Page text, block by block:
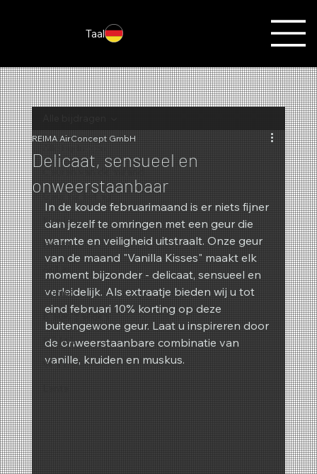
Taal
Geuren van de maand
Geurmarketing
Kerstmis
Herfst
Zomer
Nieuwigheden
REIMA
Winter
Delicaat, sensueel en
onweerstaanbaar
REIMA AirConcept GmbH
In de koude februarimaand is er niets fijner
dan jezelf te omringen met een geur die
warmte en veiligheid uitstraalt. Onze geur
van de maand "Vanilla Kisses" maakt elk
moment bijzonder - delicaat, sensueel en
verleidelijk. Als extraatje bieden wij u tot
eind februari 10% korting op deze
buitengewone geur. Laat u inspireren door
de onweerstaanbare combinatie van
vanille, kruiden en muskus.